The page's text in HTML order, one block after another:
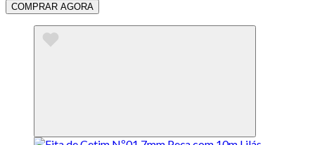
COMPRAR AGORA